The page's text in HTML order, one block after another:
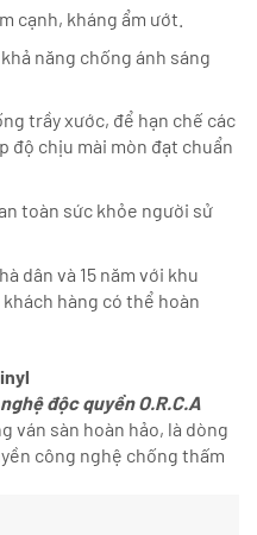
cạnh, kháng ẩm ướt.
năng chống ánh sáng
trầy xước, để hạn chế các
độ chịu mài mòn đạt chuẩn
toàn sức khỏe người sử
dân và 15 năm với khu
hàng có thể hoàn
độc quyền O.R.C.A
ván sàn hoàn hảo, là dòng
công nghệ chống thấm